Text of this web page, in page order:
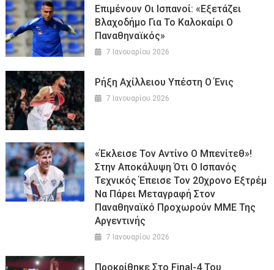
Επιμένουν Οι Ισπανοί: «Εξετάζει
Βλαχοδήμο Για Το Καλοκαίρι Ο
Παναθηναϊκός»
7 Ιανουαρίου 2026
Ρήξη Αχίλλειου Υπέστη Ο Ένις
7 Ιανουαρίου 2026
«Έκλεισε Τον Αντίνο Ο Μπενίτεθ»!
Στην Αποκάλυψη Ότι Ο Ισπανός
Τεχνικός Έπεισε Τον 20χρονο Εξτρέμ
Να Πάρει Μεταγραφή Στον
Παναθηναϊκό Προχωρούν ΜΜΕ Της
Αργεντινής
7 Ιανουαρίου 2026
Προκρίθηκε Στο Final-4 Του